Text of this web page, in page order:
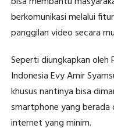
berkomunikasi melalui
panggilan video secara
Seperti diungkapkan oleh
Indonesia Evy Amir
khusus nantinya bisa
smartphone yang berada
internet yang minim.